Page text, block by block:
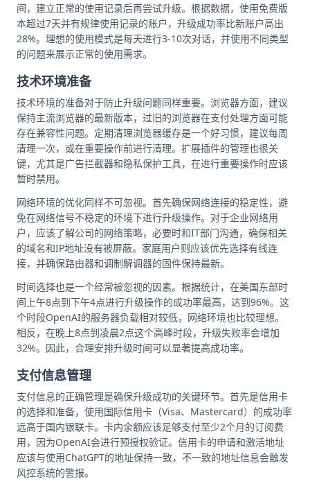
间，建立正常的使用记录后再尝试升级。根据数据，使用免费版
本超过7天并有规律使用记录的账户，升级成功率比新账户高出
28%。理想的使用模式是每天进行3-10次对话，并使用不同类型
的问题来展示正常的使用需求。
技术环境准备
技术环境的准备对于防止升级问题同样重要。浏览器方面，建议
保持主流浏览器的最新版本，过旧的浏览器在支付处理方面可能
存在兼容性问题。定期清理浏览器缓存是一个好习惯，建议每周
清理一次，或在重要操作前进行清理。扩展插件的管理也很关
键，尤其是广告拦截器和隐私保护工具，在进行重要操作时应该
暂时禁用。
网络环境的优化同样不可忽视。首先确保网络连接的稳定性，避
免在网络信号不稳定的环境下进行升级操作。对于企业网络用
户，应该了解公司的网络策略，必要时和IT部门沟通，确保相关
的域名和IP地址没有被屏蔽。家庭用户则应该优先选择有线连
接，并确保路由器和调制解调器的固件保持最新。
时间选择也是一个经常被忽视的因素。根据统计，在美国东部时
间上午8点到下午4点进行升级操作的成功率最高，达到96%。这
个时段OpenAI的服务器负载相对较低，网络环境也比较理想。
相反，在晚上8点到凌晨2点这个高峰时段，升级失败率会增加
32%。因此，合理安排升级时间可以显著提高成功率。
支付信息管理
支付信息的正确管理是确保升级成功的关键环节。首先是信用卡
的选择和准备，使用国际信用卡（Visa、Mastercard）的成功率
远高于国内银联卡。卡内余额应该足够支付至少2个月的订阅费
用，因为OpenAI会进行预授权验证。信用卡的申请和激活地址
应该与使用ChatGPT的地址保持一致，不一致的地址信息会触发
风控系统的警报。